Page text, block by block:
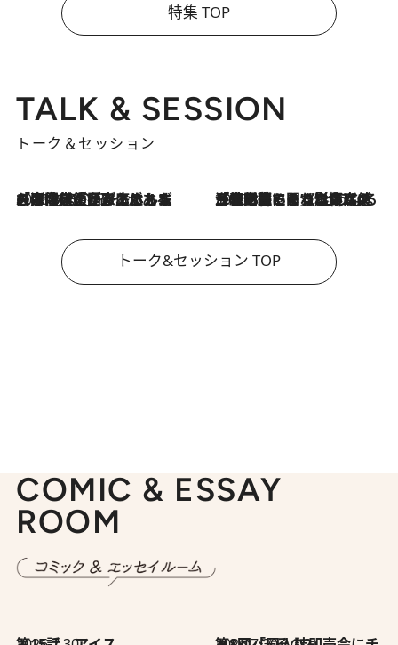
特集 TOP
TALK & SESSION
トーク＆セッション
2026.8.3
「今後値上げがあるとすれば…」「リスクがあるのは今年の冬」エネルギー専門家が語る、ホルムズ海峡封鎖が家庭にもたらす“ある心配” 2026.8.3
「住宅建てられない…」「サーチャージ料の高値が続いている」ホルムズ海峡封鎖による影響はいつまで続く？《エネルギー専門家に聞く“どうなる日本の暮らし”》
トーク&セッション TOP
COMIC & ESSAY
ROOM